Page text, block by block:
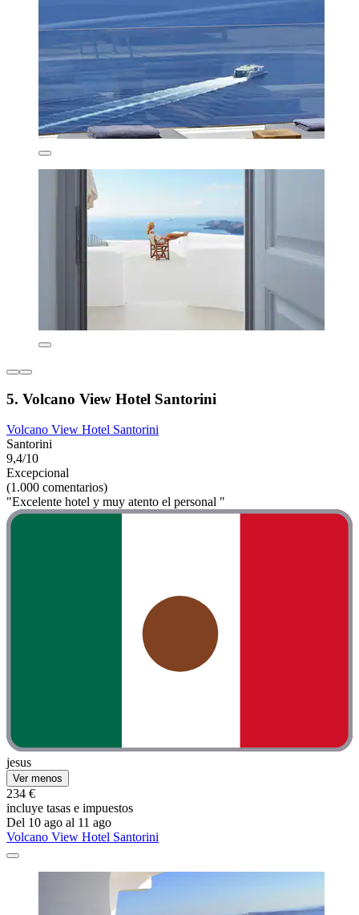
5. Volcano View Hotel Santorini
Volcano View Hotel Santorini
Santorini
9,4/10
Excepcional
(1.000 comentarios)
"Excelente hotel y muy atento el personal "
jesus
Ver menos
234 €
incluye tasas e impuestos
Del 10 ago al 11 ago
Volcano View Hotel Santorini